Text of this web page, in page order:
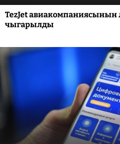
TezJet
чыгарылды